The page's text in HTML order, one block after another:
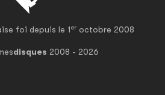
foi depuis le 1er octobre 2008
disques 2008 - 2026